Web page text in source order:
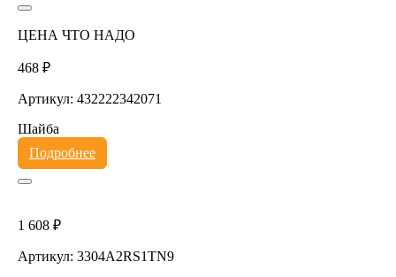
ЦЕНА ЧТО НАДО
468 ₽
Артикул: 432222342071
Шайба
Подробнее
1 608 ₽
Артикул: 3304A2RS1TN9